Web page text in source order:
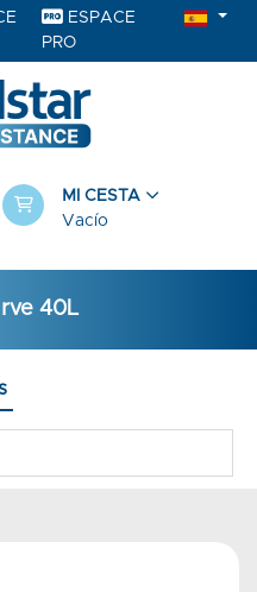
ESPACE
PRO
MI CESTA
Vacío
40L